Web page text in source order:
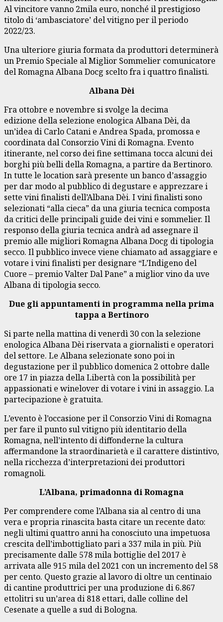
Al vincitore vanno 2mila euro, nonché il prestigioso
titolo di ‘ambasciatore’ del vitigno per il periodo
2022/23.
Una ulteriore giuria formata da produttori determinerà
un Premio Speciale al Miglior Sommelier comunicatore
del Romagna Albana Docg scelto fra i quattro finalisti.
Albana Dèi
Fra ottobre e novembre si svolge la decima
edizione della selezione enologica Albana Dèi, da
un’idea di Carlo Catani e Andrea Spada, promossa e
coordinata dal Consorzio Vini di Romagna. Evento
itinerante, nel corso dei fine settimana tocca alcuni dei
borghi più belli della Romagna, a partire da Bertinoro.
In tutte le location sarà presente un banco d’assaggio
per dar modo al pubblico di degustare e apprezzare i
sette vini finalisti dell’Albana Dèi. I vini finalisti sono
selezionati “alla cieca” da una giuria tecnica composta
da critici delle principali guide dei vini e sommelier. Il
responso della giuria tecnica andrà ad assegnare il
premio alle migliori Romagna Albana Docg di tipologia
secco. Il pubblico invece viene chiamato ad assaggiare e
votare i vini finalisti per designare “L’Indigeno del
Cuore – premio Valter Dal Pane” a miglior vino da uve
Albana di tipologia secco.
Due gli appuntamenti in programma nella prima
tappa a Bertinoro
Si parte nella mattina di venerdì 30 con la selezione
enologica Albana Dèi riservata a giornalisti e operatori
del settore. Le Albana selezionate sono poi in
degustazione per il pubblico domenica 2 ottobre dalle
ore 17 in piazza della Libertà con la possibilità per
appassionati e winelover di votare i vini in assaggio. La
partecipazione è gratuita.
L’evento è l’occasione per il Consorzio Vini di Romagna
per fare il punto sul vitigno più identitario della
Romagna, nell’intento di diffonderne la cultura
affermandone la straordinarietà e il carattere distintivo,
nella ricchezza d’interpretazioni dei produttori
romagnoli.
L’Albana, primadonna di Romagna
Per comprendere come l’Albana sia al centro di una
vera e propria rinascita basta citare un recente dato:
negli ultimi quattro anni ha conosciuto una impetuosa
crescita dell’imbottigliato pari a 337 mila in più. Più
precisamente dalle 578 mila bottiglie del 2017 è
arrivata alle 915 mila del 2021 con un incremento del 58
per cento. Questo grazie al lavoro di oltre un centinaio
di cantine produttrici per una produzione di 6.867
ettolitri su un’area di 818 ettari, dalle colline del
Cesenate a quelle a sud di Bologna.